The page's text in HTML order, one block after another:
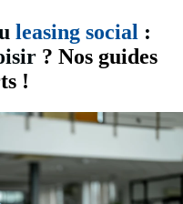
leasing social :
? Nos guides
!